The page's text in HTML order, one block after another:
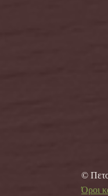
©
Όροι